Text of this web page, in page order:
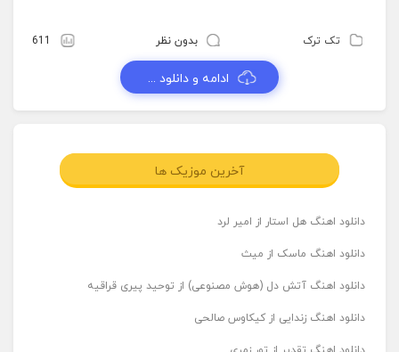
تک ترک بدون نظر 611
ادامه و دانلود ...
آخرین موزیک ها
دانلود اهنگ هل استار از امیر لرد
دانلود اهنگ ماسک از میث
دانلود اهنگ آتش دل (هوش مصنوعی) از توحید پیری قراقیه
دانلود اهنگ زندایی از کیکاوس صالحی